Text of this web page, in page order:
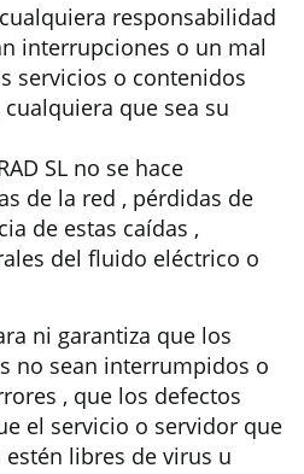
cualquiera responsabilidad
interrupciones o un mal
servicios o contenidos
que sea su
SL no se hace
de la red , pérdidas de
de estas caídas ,
del fluido eléctrico o
ni garantiza que los
no sean interrumpidos o
, que los defectos
el servicio o servidor que
libres de virus u